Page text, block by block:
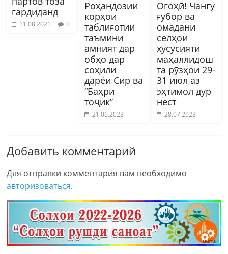
гардиданд
11.08.2021 0
Роҳандозии
корҳои
таблиғотии
таъмини
амният дар
обҳо дар
соҳили
дарёи Сир ва
“Баҳри
тоҷик”
21.06.2023
Огоҳӣ! Чангу
ғубор ва
омадани
селҳои
хусусияти
маҳаллидош
та рӯзҳои 29-
31 июл аз
эҳтимол дур
нест
28.07.2023
Добавить комментарий
Для отправки комментария вам необходимо
авторизоваться.